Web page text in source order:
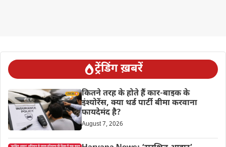
ट्रेंडिंग ख़बरें
कितने तरह के होते हैं कार-बाइक के
इंश्योरेंस, क्या थर्ड पार्टी बीमा करवाना
फायदेमंद है?
August 7, 2026